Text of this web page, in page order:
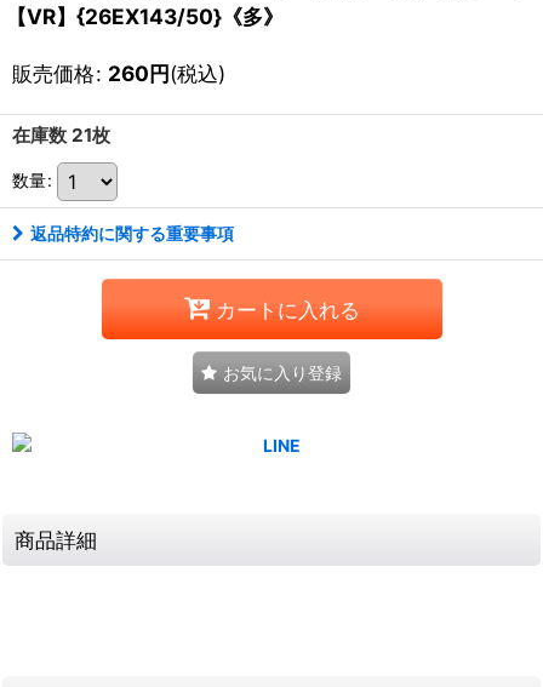
【VR】{26EX143/50}《多》
販売価格: 260円(税込)
在庫数 21枚
数量:
返品特約に関する重要事項
カートに入れる
お気に入り登録
商品詳細